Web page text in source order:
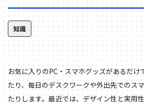
知識
お気に入りのPC・スマホグッズがあるだけ
たり、毎日のデスクワークや外出先でのス
たりします。最近では、デザイン性と実用